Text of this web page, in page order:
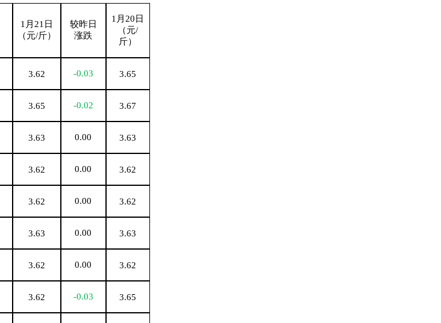
1 月21日
（元/斤）
较昨日
涨跌
1 月20日
（元/
斤）
3.62 -0.03 3.65
3.65 -0.02 3.67
3.63 0.00 3.63
3.62 0.00 3.62
3.62 0.00 3.62
3.63 0.00 3.63
3.62 0.00 3.62
3.62 -0.03 3.65